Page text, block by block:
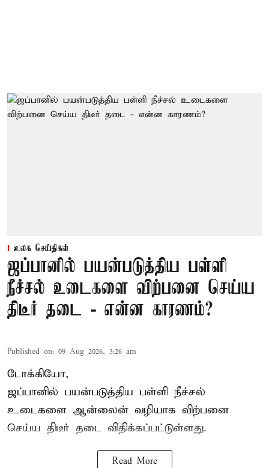
உலக செய்திகள்
ஜப்பானில் பயன்படுத்திய பள்ளி
நீச்சல் உடைகளை விற்பனை செய்ய
திடீர் தடை - என்ன காரணம்?
Published on: 09 Aug 2026, 3:26 am
டோக்கியோ,
ஜப்பானில் பயன்படுத்திய பள்ளி நீச்சல்
உடைகளை ஆன்லைன் வழியாக விற்பனை
செய்ய திடீர் தடை விதிக்கப்பட்டுள்ளது.
Read More